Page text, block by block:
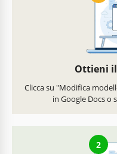
Ottieni
Clicca su "Modifica
in Google Docs o
2